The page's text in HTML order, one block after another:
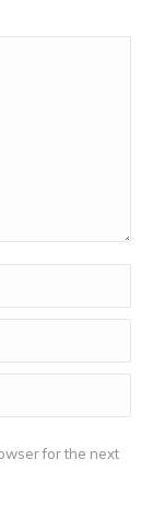
for the next